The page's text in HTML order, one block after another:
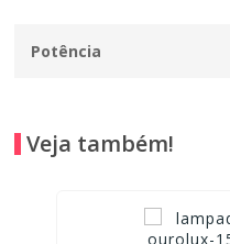
Potência
Veja também!